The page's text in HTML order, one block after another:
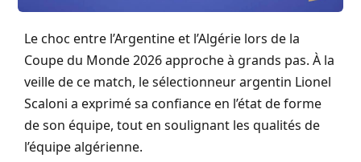
Le choc entre l’Argentine et l’Algérie lors de la
Coupe du Monde 2026 approche à grands pas. À la
veille de ce match, le sélectionneur argentin Lionel
Scaloni a exprimé sa confiance en l’état de forme
de son équipe, tout en soulignant les qualités de
l’équipe algérienne.